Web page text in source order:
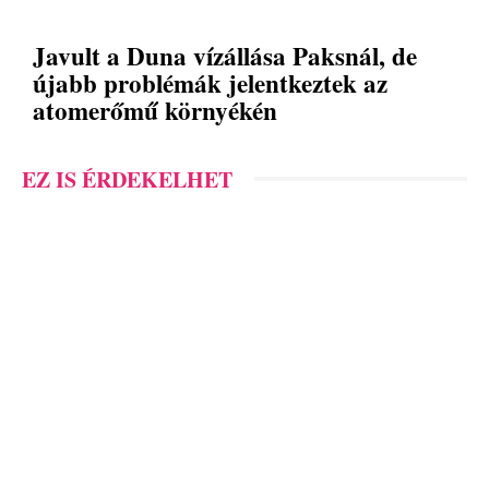
Javult a Duna vízállása Paksnál, de
újabb problémák jelentkeztek az
atomerőmű környékén
EZ IS ÉRDEKELHET